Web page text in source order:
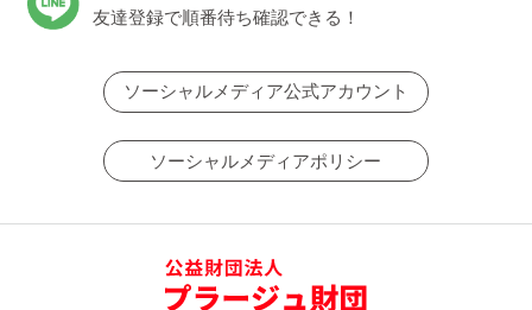
友達登録で順番待ち確認できる！
ソーシャルメディア公式アカウント
ソーシャルメディアポリシー